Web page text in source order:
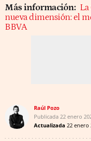
Más información:
nueva dimensión: el
BBVA
Raúl Pozo
Publicada 22 enero
Actualizada 22 enero